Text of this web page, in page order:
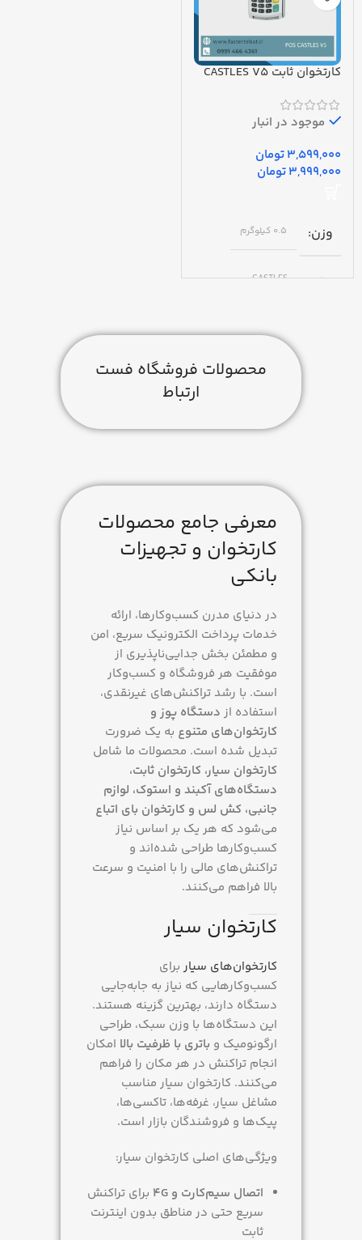
کارتخوان ثابت CASTLES V5
بدون فعالسازی / با
فعالسازی
موجود در انبار
تومان
تومان
وزن 0.5 کیلوگرم
برند CASTLES
نحوه ارتباط
مدت فعالسازی
سرعت تراکنش
با فعالسازی, بدون فعالسازی
محصولات فروشگاه فست
ارتباط
معرفی جامع محصولات
کارتخوان و تجهیزات
بانکی
در دنیای مدرن کسب‌وکارها، ارائه
خدمات پرداخت الکترونیک سریع، امن
و مطمئن بخش جدایی‌ناپذیری از
موفقیت هر فروشگاه و کسب‌وکار
است. با رشد تراکنش‌های غیرنقدی،
استفاده از دستگاه پوز و
کارتخوان‌های متنوع به یک ضرورت
تبدیل شده است. محصولات ما شامل
کارتخوان سیار، کارتخوان ثابت،
دستگاه‌های آکبند و استوک، لوازم
جانبی، کش لس و کارتخوان بای اتباع
می‌شود که هر یک بر اساس نیاز
کسب‌وکارها طراحی شده‌اند و
تراکنش‌های مالی را با امنیت و سرعت
بالا فراهم می‌کنند.
کارتخوان سیار
کارتخوان‌های سیار برای
کسب‌وکارهایی که نیاز به جابه‌جایی
دستگاه دارند، بهترین گزینه هستند.
این دستگاه‌ها با وزن سبک، طراحی
ارگونومیک و باتری با ظرفیت بالا امکان
انجام تراکنش در هر مکان را فراهم
می‌کنند. کارتخوان سیار مناسب
مشاغل سیار، غرفه‌ها، تاکسی‌ها،
پیک‌ها و فروشندگان بازار است.
ویژگی‌های اصلی کارتخوان سیار:
اتصال سیم‌کارت و 4G
برای تراکنش
سریع حتی در مناطق بدون اینترنت
ثابت